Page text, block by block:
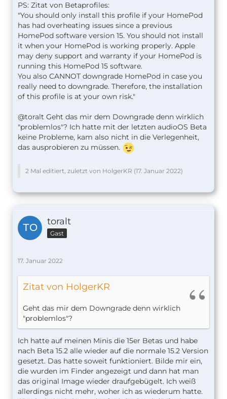
PS: Zitat von Betaprofiles:
"You should only install this profile if your HomePod
has had overheating issues since a previous
HomePod software version 15. You should not install
it when your HomePod is working properly. Apple
may deny support and warranty if your HomePod is
running this HomePod 15 software.
You also CANNOT downgrade HomePod in case you
really need to downgrade. Therefore, the installation
of this profile is at your own risk."
@toralt Geht das mir dem Downgrade denn wirklich
"problemlos"? Ich hatte mit der letzten audioOS Beta
keine Probleme, kam also nicht in die Verlegenheit,
das ausprobieren zu müssen.
2 Mal editiert, zuletzt von HolgerKR (17. Januar 2022)
toralt
Gast
17. Januar 2022
Zitat von HolgerKR
Geht das mir dem Downgrade denn wirklich
"problemlos"?
Ich hatte auf meinen Minis die 15er Betas und habe
nach Beta 15.2 alle wieder auf die normale 15.2 Version
gesetzt. Das hatte soweit funktioniert. Bilde mir ein,
die wurden im Finder angezeigt und dann hat man
das original Image wieder draufgebügelt. Ich weiß
allerdings nicht mehr, woher ich as wiederum hatte.